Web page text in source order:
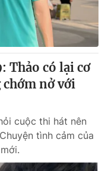
Thảo có lại cơ
nở với
cuộc thi hát nên
tình cảm của